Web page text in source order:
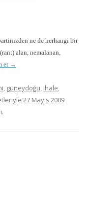
ne de herhangi bir
alan, nemalanan,
et →
, güneydoğu, ihale,
27 Mayıs 2009